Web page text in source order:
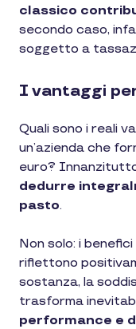
classico
secondo caso,
soggetto a
I vantaggi
Quali sono i reali
un’azienda che
euro?
dedurre
pasto.
Non solo: i
riflettono
sostanza, la
trasforma
performance e